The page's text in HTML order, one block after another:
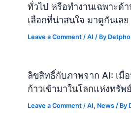
ทั่วไป หรือทำงานเฉพาะด้
เลือกที่น่าสนใจ มาดูกันเลย
Leave a Comment /AI / By
ลิขสิทธิ์กับภาพจาก AI: เ
ก้าวเข้ามาในโลกแห่งทรั
Leave a Comment /AI, News / By